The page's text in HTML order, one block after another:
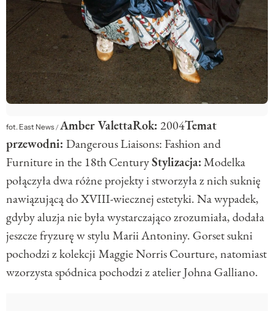
fot. East News/Amber ValettaRok: 2004Temat
przewodni: Dangerous Liaisons: Fashion and
Furniture in the 18th CenturyStylizacja:Modelka
połączyła dwa różne projekty i stworzyła z nich suknię
nawiązującą do XVIII-wiecznej estetyki. Na wypadek,
gdyby aluzja nie była wystarczająco zrozumiała, dodała
jeszcze fryzurę w stylu Marii Antoniny. Gorset sukni
pochodzi z kolekcjiMaggie Norris Courture, natomiast
wzorzysta spódnica pochodzi z atelier Johna Galliano.